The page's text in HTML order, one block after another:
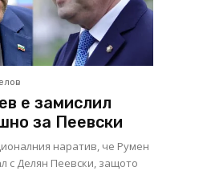
е замислил
за Пеевски
наратив, че Румен
с Делян Пеевски, защото